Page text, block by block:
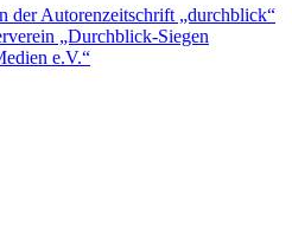
Autorenzeitschrift „durchblick“
„Durchblick-Siegen
e.V.“